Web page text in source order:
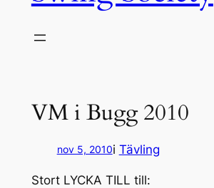
VM i Bugg 2010
nov 5, 2010i Tävling
Stort LYCKA TILL till: